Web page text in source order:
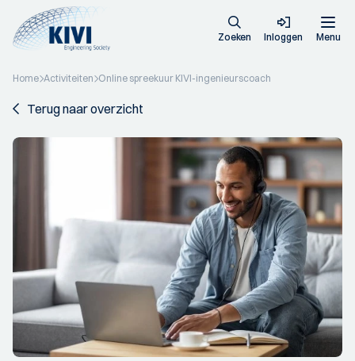
Zoeken Inloggen Menu
Home Activiteiten Online spreekuur KIVI-ingenieurscoach
Terug naar overzicht